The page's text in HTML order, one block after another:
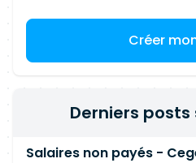
Créer
Derniers
Salaires non payés -